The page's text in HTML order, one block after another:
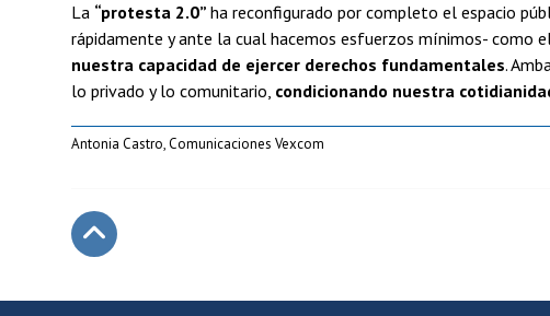
La “protesta 2.0” ha reconfigurado por completo el espacio
rápidamente y ante la cual hacemos esfuerzos mínimos- como
nuestra capacidad de ejercer derechos fundamentales.
lo privado y lo comunitario, condicionando nuestra
Antonia Castro, Comunicaciones Vexcom